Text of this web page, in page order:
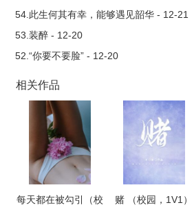
54.此生何其有幸，能够遇见韶华 - 12-21
53.装醉 - 12-20
52.“你要不要脸” - 12-20
相关作品
每天都在被勾引（校
赌 （校园，1V1）